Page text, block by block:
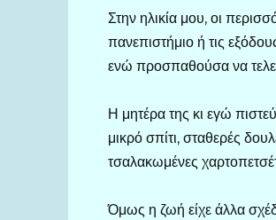
Στην ηλικία μου, οι
πανεπιστήμιο ή τις
ενώ προσπαθούσα να
Η μητέρα της κι εγώ
μικρό σπίτι, σταθερές
τσαλακωμένες
Όμως η ζωή είχε άλλα